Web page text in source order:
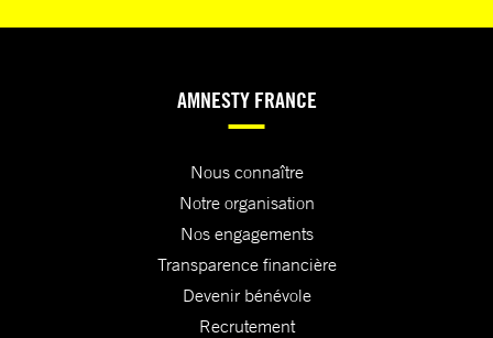
AMNESTY FRANCE
Nous connaître
Notre organisation
Nos engagements
Transparence financière
Devenir bénévole
Recrutement